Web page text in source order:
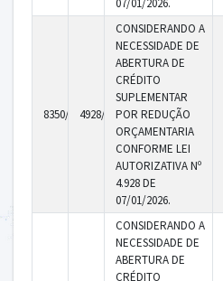
07/01/2026.
8350/20264928/2026
CONSIDERANDO A
NECESSIDADE DE
ABERTURA DE
CRÉDITO
SUPLEMENTAR
POR REDUÇÃO
ORÇAMENTARIA
CONFORME LEI
AUTORIZATIVA Nº
4.928 DE
07/01/2026.
CONSIDERANDO A
NECESSIDADE DE
ABERTURA DE
CRÉDITO